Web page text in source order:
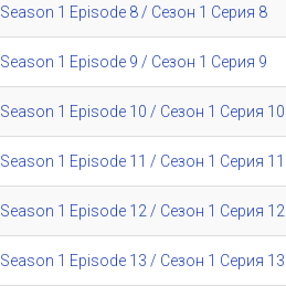
Season 1 Episode 8 / Сезон 1 Серия 8
Season 1 Episode 9 / Сезон 1 Серия 9
Season 1 Episode 10 / Сезон 1 Серия 10
Season 1 Episode 11 / Сезон 1 Серия 11
Season 1 Episode 12 / Сезон 1 Серия 12
Season 1 Episode 13 / Сезон 1 Серия 13